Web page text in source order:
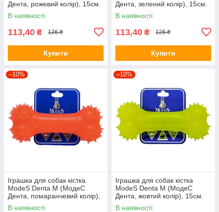
Дента, рожевий колір), 15см.
В наявності
113,40 ₴ 126 ₴
Купити
Дента, зелений колір), 15см.
В наявності
113,40 ₴ 126 ₴
Купити
–10%
Іграшка для собак кістка
ModeS Denta M (МодеС
Дента, помаранчевий колір),
15см.
В наявності
–10%
Іграшка для собак кістка
ModeS Denta M (МодеС
Дента, жовтий колір), 15см.
В наявності